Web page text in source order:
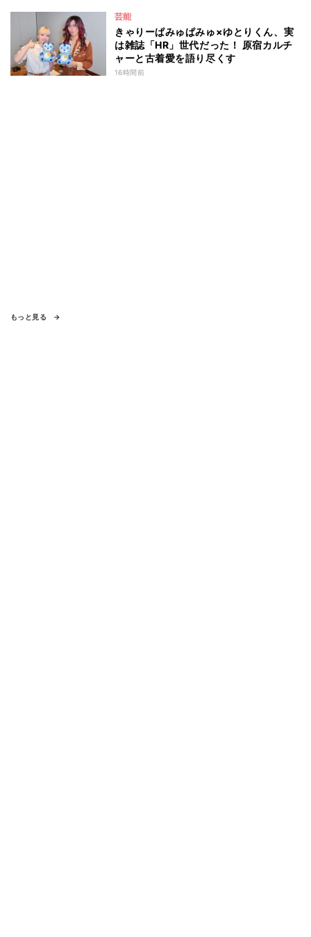
芸能
きゃりーぱみゅぱみゅ×ゆとりくん、実
は雑誌「HR」世代だった！ 原宿カルチ
ャーと古着愛を語り尽くす
16時間前
もっと見る